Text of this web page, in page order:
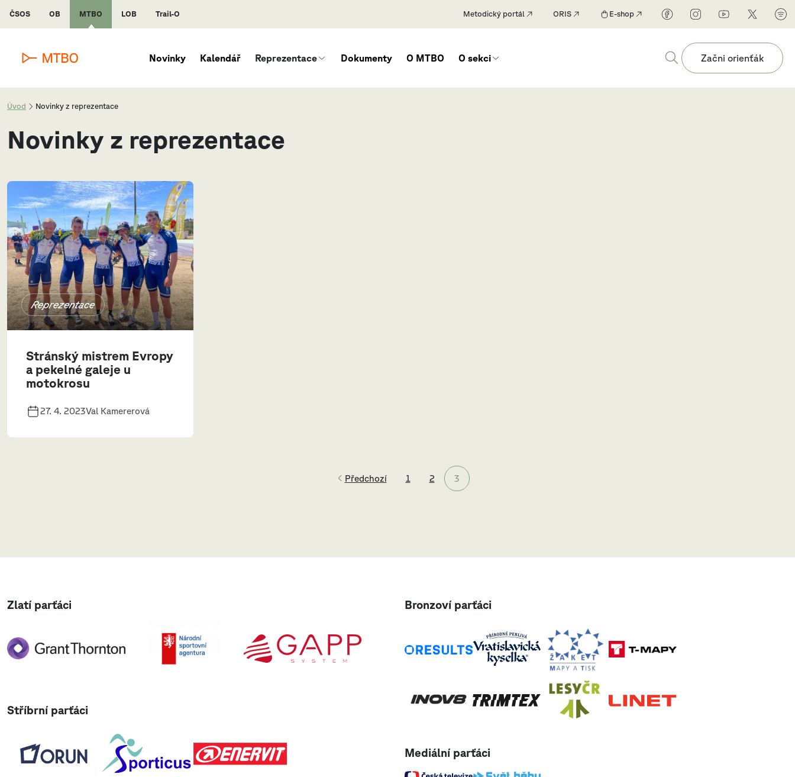
ČSOS OB MTBO LOB Trail-O Metodický portál ORIS E-shop
Novinky Kalendář Reprezentace Dokumenty O MTBO O sekci Začni orienťák
Úvod Novinky z reprezentace
Novinky z reprezentace
Reprezentace
Stránský mistrem Evropy
a pekelné galeje u
motokrosu
27. 4. 2023Val Kamererová
Předchozí 1 2 3
Zlatí parťáci
Stříbrní parťáci
Bronzoví parťáci
Mediální parťáci